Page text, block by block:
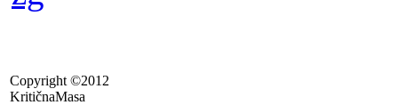
Copyright ©2012
KritičnaMasa